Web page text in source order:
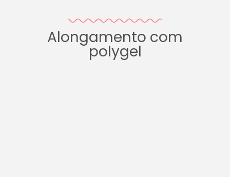
Alongamento com
polygel